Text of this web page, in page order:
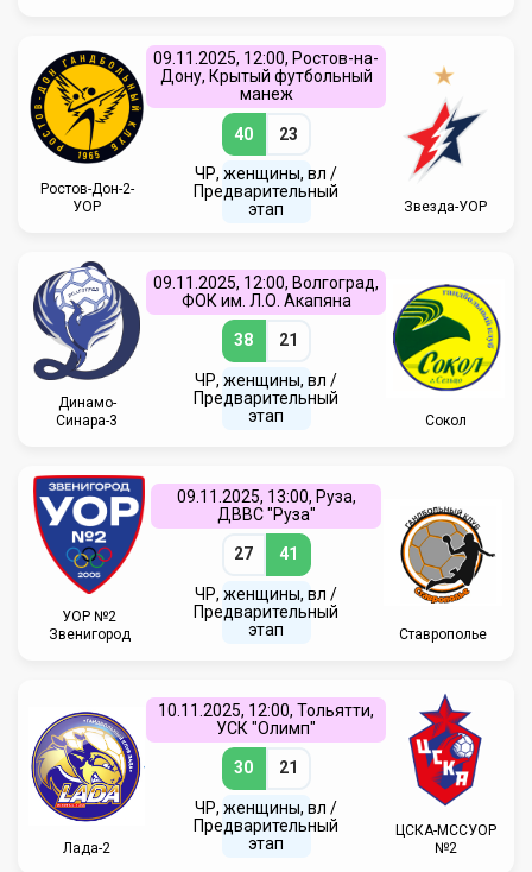
Ростов-Дон-2-
УОР
09.11.2025, 12:00, Ростов-на-
Дону, Крытый футбольный
манеж
40 23
ЧР, женщины, вл /
Предварительный
этап
Звезда-УОР
Динамо-
Синара-3
09.11.2025, 12:00, Волгоград,
ФОК им. Л.О. Акапяна
38 21
ЧР, женщины, вл /
Предварительный
этап
Сокол
УОР №2
Звенигород
09.11.2025, 13:00, Руза,
ДВВС "Руза"
27 41
ЧР, женщины, вл /
Предварительный
этап
Ставрополье
Лада-2
10.11.2025, 12:00, Тольятти,
УСК "Олимп"
30 21
ЧР, женщины, вл /
Предварительный
этап
ЦСКА-МССУОР
№2